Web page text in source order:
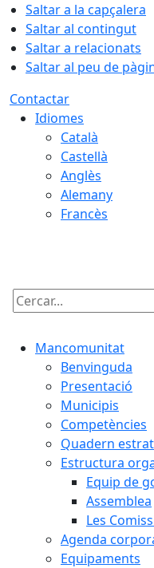
Saltar a la capçalera
Saltar al contingut
Saltar a relacionats
Saltar al peu de
Contactar
Idiomes
Català
Castellà
Anglès
Alemany
Francès
Cercar:
Mancomunitat
Benvinguda
Presentació
Municipis
Competències
Quadern
Estructura
Equip de
Assemblea
Les
Agenda
Equipaments